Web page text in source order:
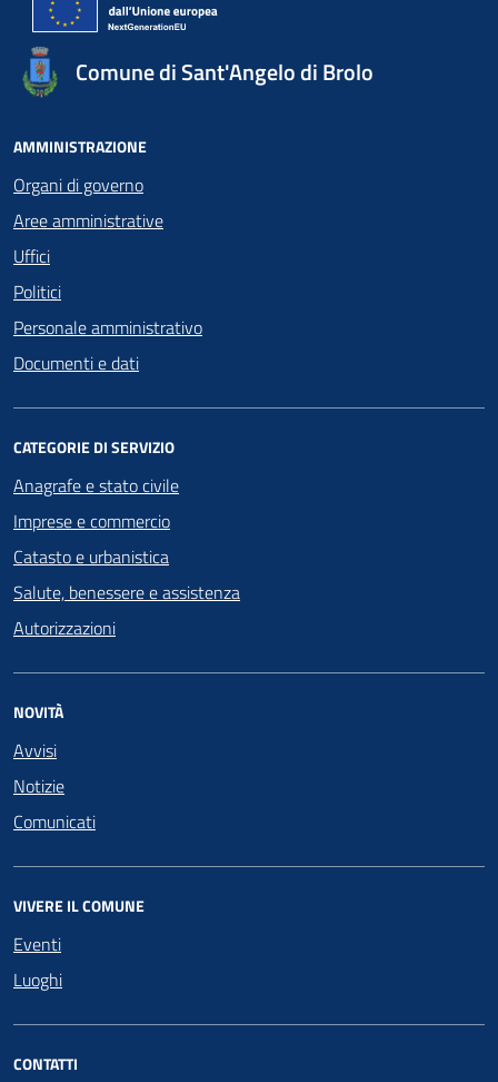
Comune di Sant'Angelo di Brolo
AMMINISTRAZIONE
Organi di governo
Aree amministrative
Uffici
Politici
Personale amministrativo
Documenti e dati
CATEGORIE DI SERVIZIO
Anagrafe e stato civile
Imprese e commercio
Catasto e urbanistica
Salute, benessere e assistenza
Autorizzazioni
NOVITÀ
Avvisi
Notizie
Comunicati
VIVERE IL COMUNE
Eventi
Luoghi
CONTATTI